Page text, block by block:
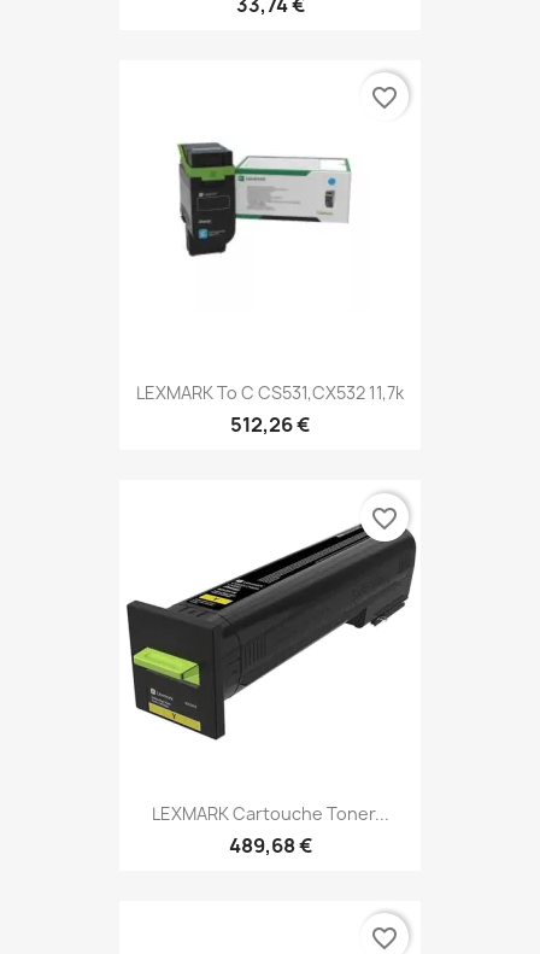
LEXMARK To C CS531,CX532 11,7k
512,26 €
favorite_border
LEXMARK Cartouche Toner...
489,68 €
favorite_border
favorite_border